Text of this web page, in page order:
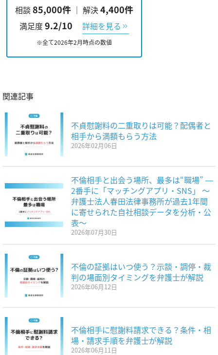
相談 85,000件 ｜ 解決4,400件
満足度 9.2/10 詳細を見る
※全て2026年2月時点の数値
関連記事
不貞慰謝料の二重取りは可能？配偶者と
相手から満額もらう方法
2026年02月06日
不倫相手と出会う場所、最多は“職場” ―
2番手に「マッチングアプリ・SNS」 〜
弁護士法人春田法律事務所が過去1年間
に寄せられた自社相談データを分析・公
表〜
2026年07月30日
不倫の証拠はいつ使う？示談・調停・裁
判の場面別タイミングを弁護士が解説
2026年06月12日
不倫相手に慰謝料請求できる？条件・相
場・請求手順を弁護士が解説
2026年06月11日